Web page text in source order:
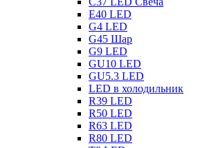
E40 LED
G4 LED
G45 Шар
G9 LED
GU10 LED
GU5.3 LED
LED в холодильник
R39 LED
R50 LED
R63 LED
R80 LED